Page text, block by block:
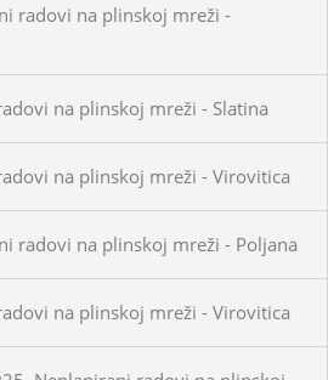
radovi na plinskoj mreži -
na plinskoj mreži - Slatina
na plinskoj mreži - Virovitica
radovi na plinskoj mreži - Poljana
na plinskoj mreži - Virovitica